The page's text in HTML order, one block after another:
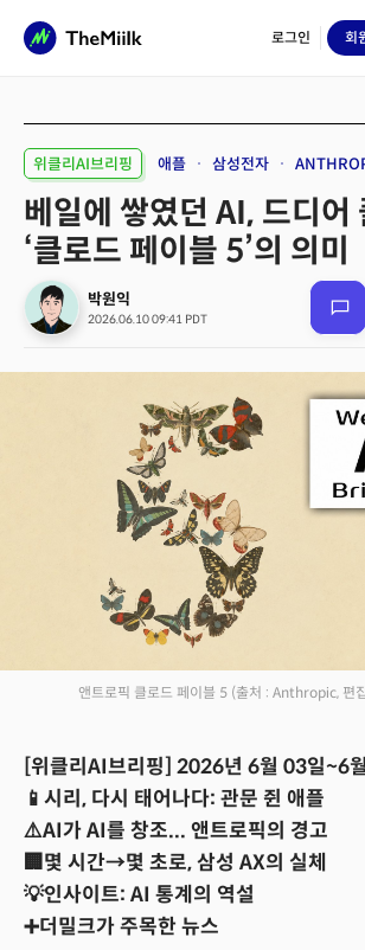
로그인 회
위클리AI브리핑 애플 삼성전자
베일에 쌓였던 AI, 드디어
‘클로드 페이블 5’의 의미
박원익
2026.06.10 09:41 PDT
앤트로픽 클로드 페이블 5 (출처 : Anthropic, 편
[위클리AI브리핑] 2026년 6월 03일~6
📱시리, 다시 태어나다: 관문 쥔 애플
⚠️AI가 AI를 창조... 앤트로픽의 경고
🏢몇 시간→몇 초로, 삼성 AX의 실체
💡인사이트: AI 통계의 역설
➕더밀크가 주목한 뉴스